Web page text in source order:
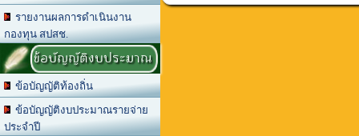
รายงานผลการดำเนินงาน
กองทุน สปสช.
ข้อบัญญัติงบประมาณ
ข้อบัญญัติท้องถิ่น
ข้อบัญญัติงบประมาณรายจ่าย
ประจำปี